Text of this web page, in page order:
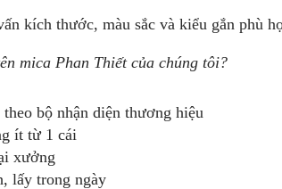
kích thước, màu sắc và kiểu gắn phù
mica Phan Thiết của chúng tôi?
bộ nhận diện thương hiệu
ít từ 1 cái
xưởng
lấy trong ngày